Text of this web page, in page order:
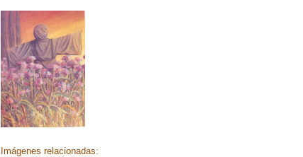
Imágenes relacionadas: